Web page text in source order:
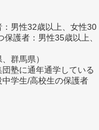
男性32歳以上、女性30
護者：男性35歳以上、
群馬県）
塾に通年通学している
中学生/高校生の保護者